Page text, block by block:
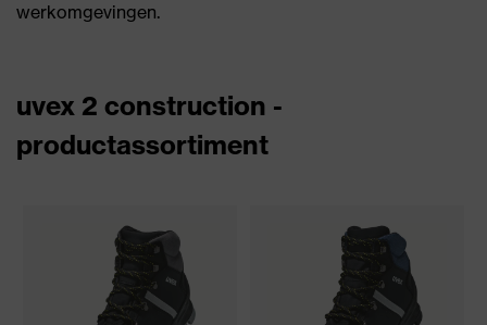
werkomgevingen.
uvex 2 construction -
productassortiment